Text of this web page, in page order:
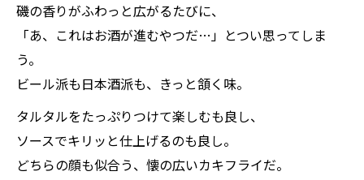
磯の香りがふわっと広がるたびに、
「あ、これはお酒が進むやつだ…」とつい思ってしま
う。
ビール派も日本酒派も、きっと頷く味。
タルタルをたっぷりつけて楽しむも良し、
ソースでキリッと仕上げるのも良し。
どちらの顔も似合う、懐の広いカキフライだ。